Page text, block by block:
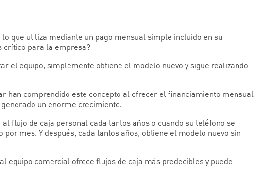
que utiliza mediante un pago mensual simple incluido en su
crítico para la empresa?
el equipo, simplemente obtiene el modelo nuevo y sigue realizando
han comprendido este concepto al ofrecer el financiamiento mensual
un enorme crecimiento.
flujo de caja personal cada tantos años o cuando su teléfono se
mes. Y después, cada tantos años, obtiene el modelo nuevo sin
equipo comercial ofrece flujos de caja más predecibles y puede